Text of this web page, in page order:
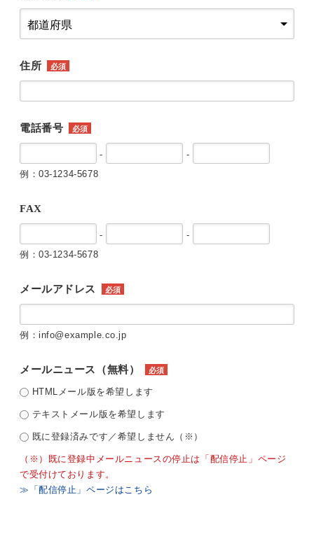
住所 必須
電話番号 必須
-
-
例：03-1234-5678
FAX
-
-
例：03-1234-5678
メールアドレス 必須
例：info@example.co.jp
メールニュース（無料） 必須
HTMLメール版を希望します
テキストメール版を希望します
既に登録済みです／希望しません（※）
（※）既に登録中メールニュースの停止は「配信停止」ページ
で受付けております。
≫「配信停止」ページはこちら